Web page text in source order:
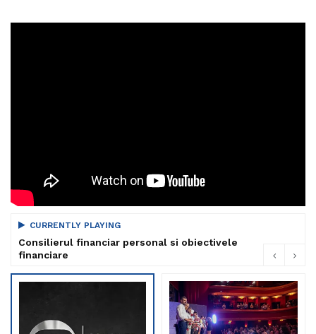
CURRENTLY PLAYING
Consilierul financiar personal si obiectivele
financiare